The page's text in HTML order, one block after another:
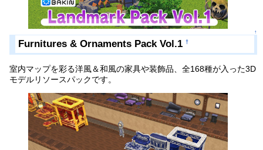
↑
Furnitures & Ornaments Pack Vol.1 †
室内マップを彩る洋風＆和風の家具や装飾品、全168種が入った3D
モデルリソースパックです。